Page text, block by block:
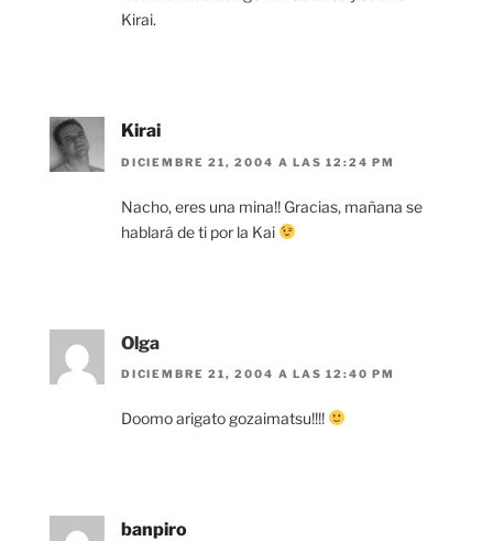
Kirai.
Kirai
DICIEMBRE 21, 2004 A LAS 12:24 PM
Nacho, eres una mina!! Gracias, mañana se
hablará de ti por la Kai
Olga
DICIEMBRE 21, 2004 A LAS 12:40 PM
Doomo arigato gozaimatsu!!!!
banpiro